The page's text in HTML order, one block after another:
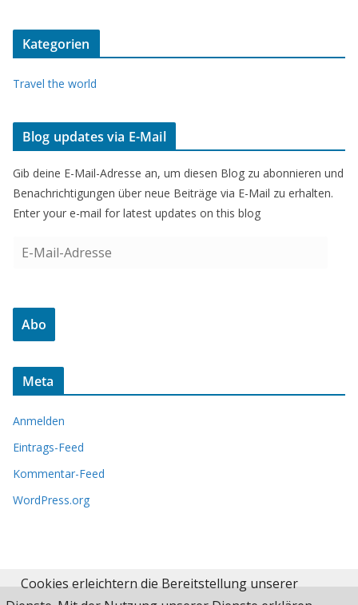
Kategorien
Travel the world
Blog updates via E-Mail
Gib deine E-Mail-Adresse an, um diesen Blog zu abonnieren und
Benachrichtigungen über neue Beiträge via E-Mail zu erhalten.
Enter your e-mail for latest updates on this blog
a
l
-
r
e
e
Abo
Meta
Anmelden
Eintrags-Feed
Kommentar-Feed
WordPress.org
Cookies erleichtern die Bereitstellung unserer